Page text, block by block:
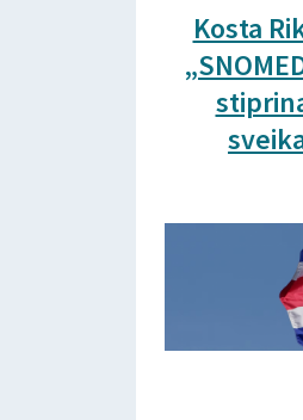
Kosta